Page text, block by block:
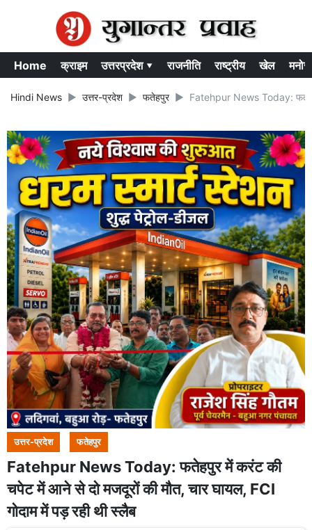
Home क्राइम उत्तरप्रदेश ▾ राजनीति राष्ट्रीय खेल
Hindi News उत्तर-प्रदेश फतेहपुर Fatehpur News Today:
उत्तर-प्रदेश फतेहपुर
Fatehpur News Today: फतेहपुर में करंट की
चपेट में आने से दो मजदूरों की मौत, चार घायल, FCI
गोदाम में पड़ रही थी स्लैब